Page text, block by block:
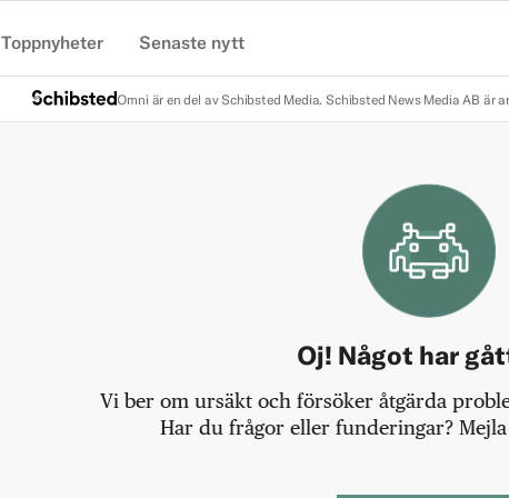
Toppnyheter Senaste nytt
Omni är en del av Schibsted Media. Schibsted News Media AB är
Oj! Något har
Vi ber om ursäkt och försöker åtgärda
Har du frågor eller funderingar?